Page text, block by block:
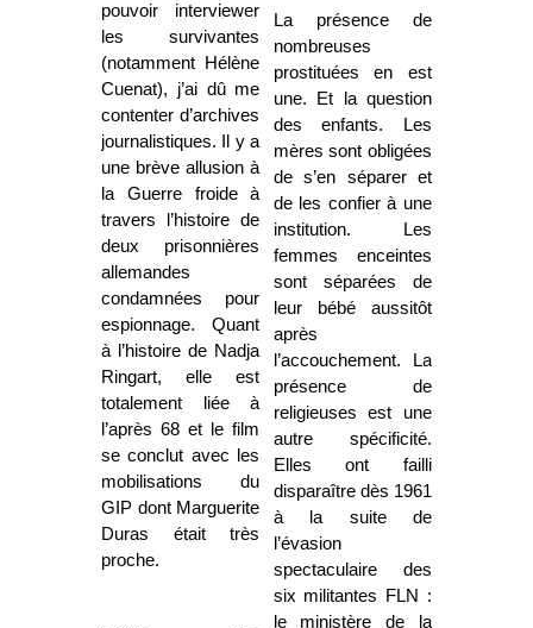
pouvoir interviewer
les survivantes
(notamment Hélène
Cuenat), j’ai dû me
contenter d’archives
journalistiques. Il y a
une brève allusion à
la Guerre froide à
travers l’histoire de
deux prisonnières
allemandes
condamnées pour
espionnage. Quant
à l’histoire de Nadja
Ringart, elle est
totalement liée à
l’après 68 et le film
se conclut avec les
mobilisations du
GIP dont Marguerite
Duras était très
proche.
La présence de
nombreuses
prostituées en est
une. Et la question
des enfants. Les
mères sont obligées
de s’en séparer et
de les confier à une
institution. Les
femmes enceintes
sont séparées de
leur bébé aussitôt
après
l’accouchement. La
présence de
religieuses est une
autre spécificité.
Elles ont failli
disparaître dès 1961
à la suite de
l’évasion
spectaculaire des
six militantes FLN :
le ministère de la